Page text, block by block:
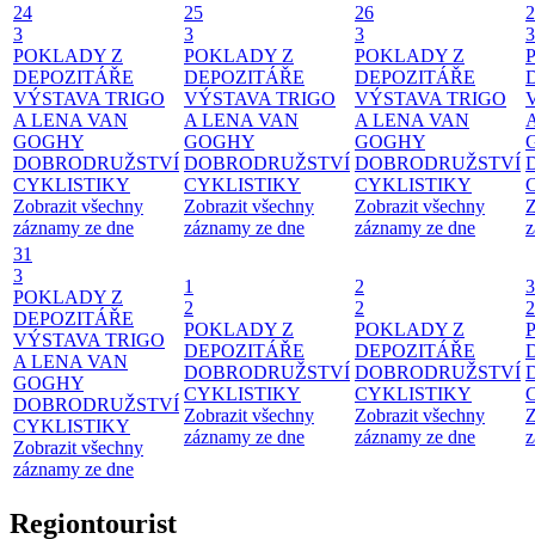
24
3
POKLADY Z
DEPOZITÁŘE
VÝSTAVA TRIGO
A LENA VAN
GOGHY
DOBRODRUŽSTVÍ
CYKLISTIKY
Zobrazit všechny
záznamy ze dne
25
3
POKLADY Z
DEPOZITÁŘE
VÝSTAVA TRIGO
A LENA VAN
GOGHY
DOBRODRUŽSTVÍ
CYKLISTIKY
Zobrazit všechny
záznamy ze dne
26
3
POKLADY Z
DEPOZITÁŘE
VÝSTAVA TRIGO
A LENA VAN
GOGHY
DOBRODRUŽSTVÍ
CYKLISTIKY
Zobrazit všechny
záznamy ze dne
3
31
3
POKLADY Z
DEPOZITÁŘE
VÝSTAVA TRIGO
A LENA VAN
GOGHY
DOBRODRUŽSTVÍ
CYKLISTIKY
Zobrazit všechny
záznamy ze dne
1
2
POKLADY Z
DEPOZITÁŘE
DOBRODRUŽSTVÍ
CYKLISTIKY
Zobrazit všechny
záznamy ze dne
2
2
POKLADY Z
DEPOZITÁŘE
DOBRODRUŽSTVÍ
CYKLISTIKY
Zobrazit všechny
záznamy ze dne
3
2
Regiontourist